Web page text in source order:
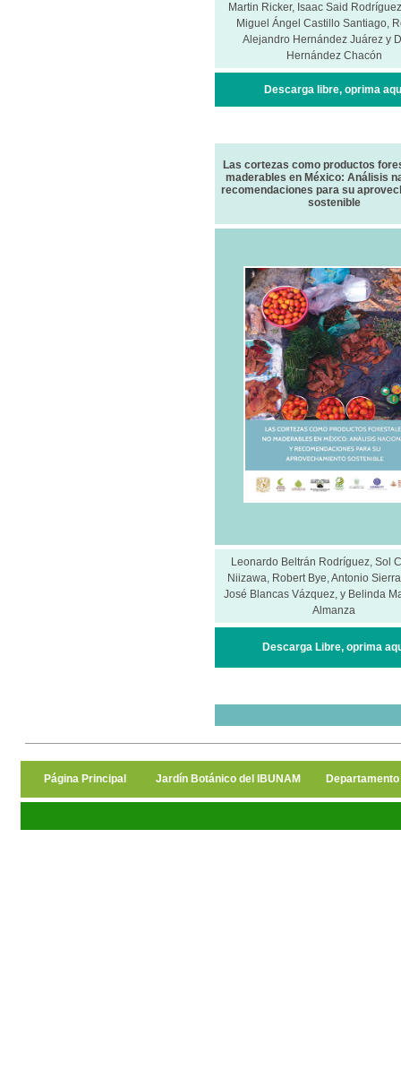
Martin Ricker, Isaac Said
Miguel Ángel Castillo Santiago,
Alejandro Hernández Juárez y
Hernández Chacón
Descarga libre, oprima
Las cortezas como productos
maderables en México: Análisis
recomendaciones para su
sostenible
Leonardo Beltrán Rodríguez, Sol
Niizawa, Robert Bye, Antonio
José Blancas Vázquez, y Belinda
Almanza
Descarga Libre, oprima
Página Principal Jardín Botánico del IBUNAM